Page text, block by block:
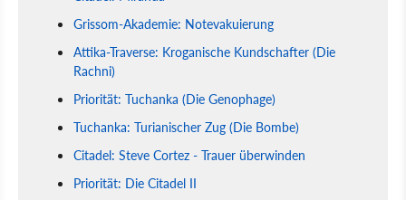
Grissom-Akademie: Notevakuierung
Attika-Traverse: Kroganische Kundschafter (Die
Rachni)
Priorität: Tuchanka (Die Genophage)
Tuchanka: Turianischer Zug (Die Bombe)
Citadel: Steve Cortez - Trauer überwinden
Priorität: Die Citadel II